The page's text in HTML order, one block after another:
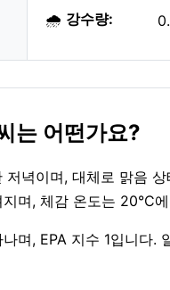
🌧️ 강수량:
는 어떤가요?
녁이며, 대체로 맑음
며, 체감 온도는 20°C
며, EPA 지수 1입니